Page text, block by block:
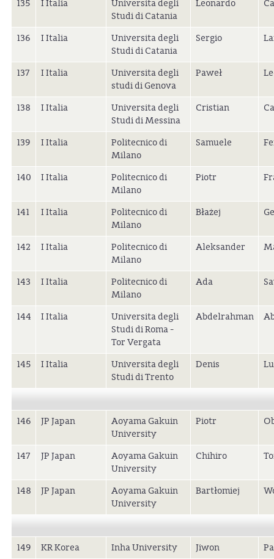
135 I Italia
Universita degli
Studi di Catania
Leonardo
136 I Italia
Universita degli
Studi di Catania
Sergio
137 I Italia
Universita degli
studi di Genova
Paweł
138 I Italia
Universita degli
Studi di Messina
Cristian
139 I Italia
Politecnico di
Milano
Samuele
140 I Italia
Politecnico di
Milano
Piotr
141 I Italia
Politecnico di
Milano
Błażej
142 I Italia
Politecnico di
Milano
Aleksander
143 I Italia
Politecnico di
Milano
Ada
144 I Italia
Universita degli
Studi di Roma -
Tor Vergata
Abdelrahman
145 I Italia
Universita degli
Studi di Trento
Denis
146 JP Japan
Aoyama Gakuin
University
Piotr
147 JP Japan
Aoyama Gakuin
University
Chihiro
148 JP Japan
Aoyama Gakuin
University
Bartłomiej
149 KR Korea Inha University Jiwon